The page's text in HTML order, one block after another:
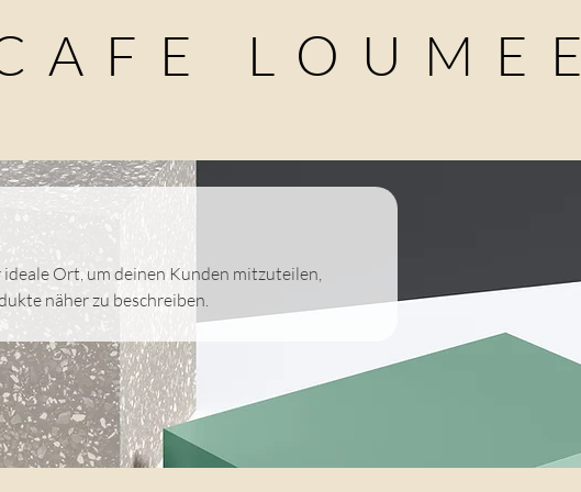
LOUMEE
Ort, um deinen Kunden mitzuteilen,
näher zu beschreiben.